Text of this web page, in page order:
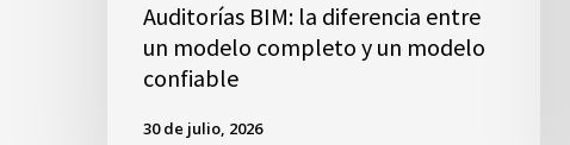
Auditorías BIM: la diferencia entre
un modelo completo y un modelo
confiable
30 de julio, 2026